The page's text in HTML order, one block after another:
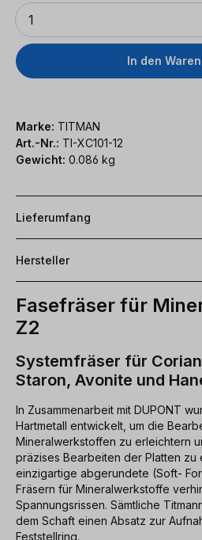
Anzahl
1
In den
Marke: TITMAN
Art.-Nr.: TI-XC101-12
Gewicht: 0.086 kg
Lieferumfang
Hersteller
Fasefräser für
Z2
Systemfräser für
Staron, Avonite und
In Zusammenarbeit mit DUPONT
Hartmetall entwickelt, um die
Mineralwerkstoffen zu erleichtern
präzises Bearbeiten der Platten zu
einzigartige abgerundete (Soft-
Fräsern für Mineralwerkstoffe
Spannungsrissen. Sämtliche
dem Schaft einen Absatz zur
Feststellring.